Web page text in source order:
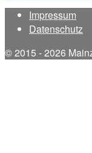
Impressum
Datenschutz
© 2015 - 2026